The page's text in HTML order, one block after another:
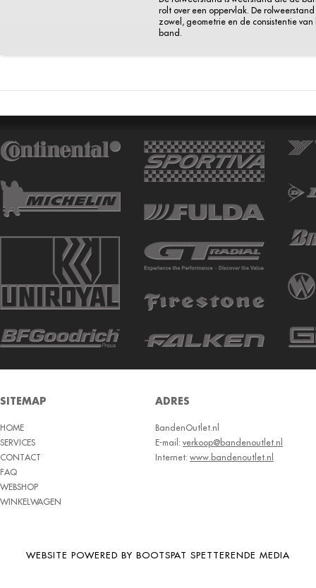
rolt over een oppervlak. De
zowel, geometrie en de consistentie
band.
SITEMAP
HOME
SERVICES
CONTACT
FAQ
WEBSHOP
WINKELWAGEN
ADRES
BandenOutlet.nl
E-mail: verkoop@bandenoutlet.nl
Internet: www.bandenoutlet.nl
WEBSITE POWERED BY BOOTSPAT SPETTERENDE MEDIA